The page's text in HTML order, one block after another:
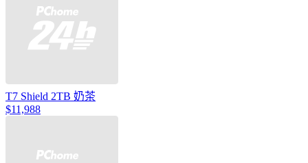
T7 Shield 2TB 奶茶
$11,988